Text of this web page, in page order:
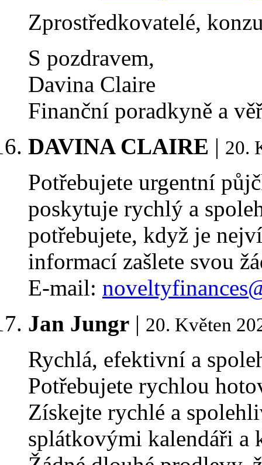
Zprostředkovatelé,
S pozdravem,
Davina Claire
Finanční poradkyně a
DAVINA CLAIRE | 20.
Potřebujete urgentní
poskytuje rychlý a
potřebujete, když je
informací zašlete svou
E-mail:
Jan Jungr | 20. Květen
Rychlá, efektivní a
Potřebujete rychlou
Získejte rychlé a
splátkovými kalendáři a